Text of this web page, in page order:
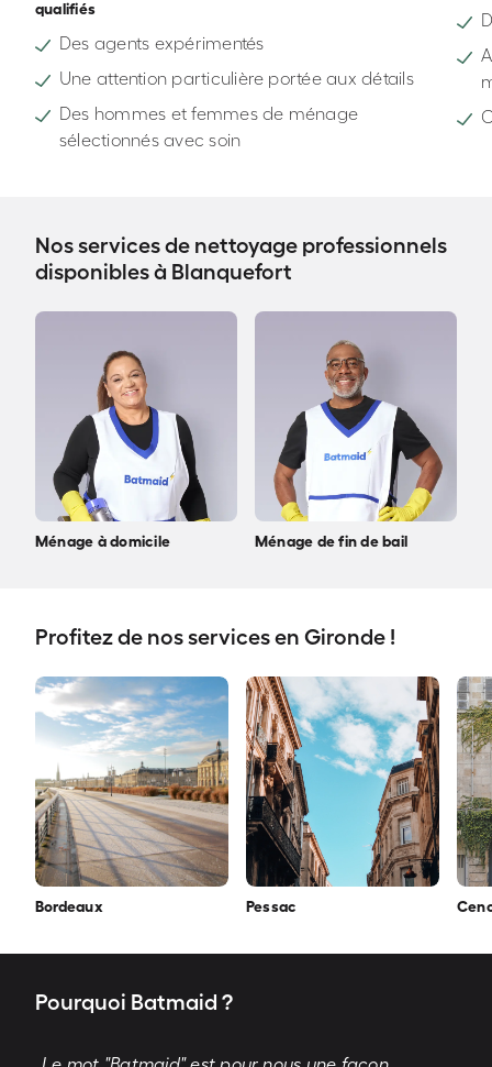
qualifiés
Des agents expérimentés
Une attention particulière portée aux détails
Des hommes et femmes de ménage
sélectionnés avec soin
Nos services de nettoyage professionnels
disponibles à Blanquefort
Ménage à domicile Ménage de fin de bail
Profitez de nos services en Gironde !
Bordeaux Pessac
Pourquoi Batmaid ?